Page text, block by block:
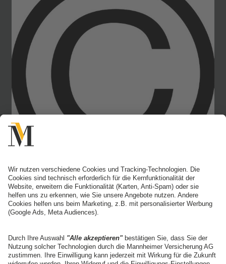
01.06.2019
Mein Bild! Dein Bild? Kein Bild?!
über die rechtliche Lage auf.